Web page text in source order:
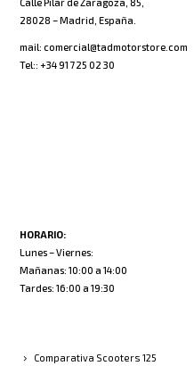
28028 – Madrid, España.
mail:comercial@tadmotorstore.com
Tel:: +34 91 725 02 30
HORARIO:
Lunes – Viernes:
Mañanas: 10:00 a 14:00
Tardes: 16:00 a 19:30
Comparativa Scooters 125